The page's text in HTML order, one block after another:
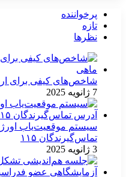
پرخواننده
تازه
نظرها
شاخص‌های کیفی برای
7 ژانویه 2025
سیستم موقعیت‌یاب
تماس‌گیرندگان ۱۱۵
3 ژانویه 2025